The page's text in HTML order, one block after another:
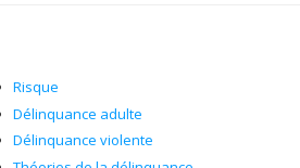
Risque
Délinquance adulte
Délinquance violente